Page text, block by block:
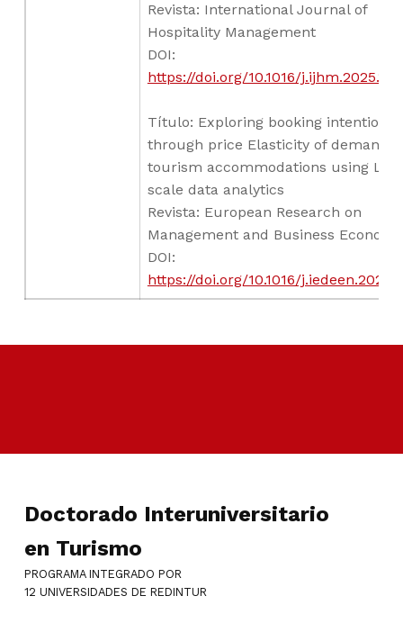
Revista: International Journal of
Hospitality Management
DOI:
https://doi.org/10.1016/
Título: Exploring booking intentions
through price Elasticity of demand
tourism accommodations using
scale data analytics
Revista: European Research on
Management and Business
DOI:
https://doi.org/10.1016/
Skip back to main navigation
Doctorado Interuniversitario
en Turismo
PROGRAMA INTEGRADO POR
12 UNIVERSIDADES DE REDINTUR